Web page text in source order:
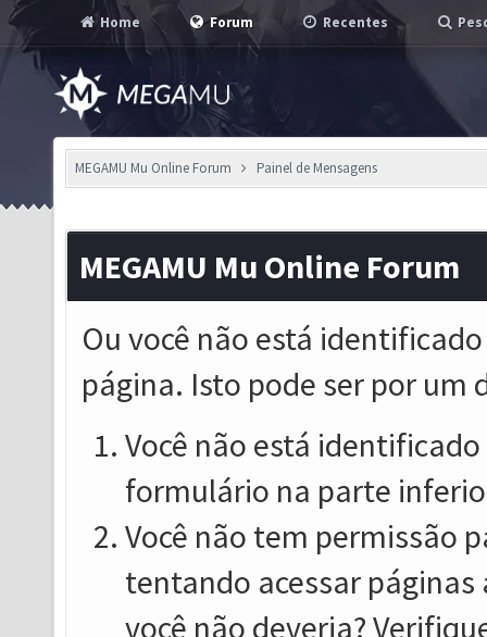
Home Forum Recentes
MEGAMU Mu Online Forum Painel de Mensagens
MEGAMU Mu Online Forum
Ou você não está
página. Isto pode ser por um
Você não está
formulário na parte
Você não tem permissão
tentando acessar
você não deveria?